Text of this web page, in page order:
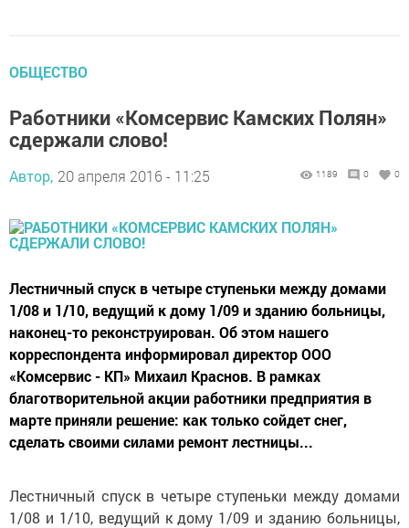
ОБЩЕСТВО
Работники «Комсервис Камских Полян»
сдержали слово!
Автор, 20 апреля 2016 - 11:25 1189 0 0
Лестничный спуск в четыре ступеньки между домами
1/08 и 1/10, ведущий к дому 1/09 и зданию больницы,
наконец-то реконструирован. Об этом нашего
корреспондента информировал директор ООО
«Комсервис - КП» Михаил Краснов. В рамках
благотворительной акции работники предприятия в
марте приняли решение: как только сойдет снег,
сделать своими силами ремонт лестницы...
Лестничный спуск в четыре ступеньки между домами
1/08 и 1/10, ведущий к дому 1/09 и зданию больницы,